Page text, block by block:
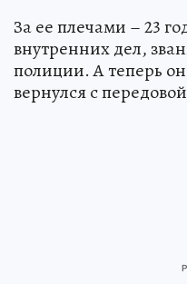
За ее плечами – 23
внутренних дел,
полиции. А теперь
вернулся с